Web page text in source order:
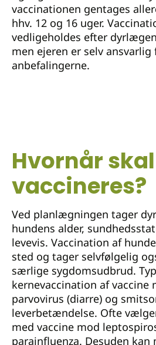
vaccinationen gentages
hhv. 12 og 16 uger.
vedligeholdes efter
men ejeren er selv
anbefalingerne.
Hvornår
vaccineres?
Ved planlægningen tager
hundens alder,
levevis. Vaccination af
sted og tager selvfølgelig
særlige sygdomsudbrud.
kernevaccination af vaccine
parvovirus (diarre) og
leverbetændelse. Ofte
med vaccine mod
parainfluenza. Desuden kan